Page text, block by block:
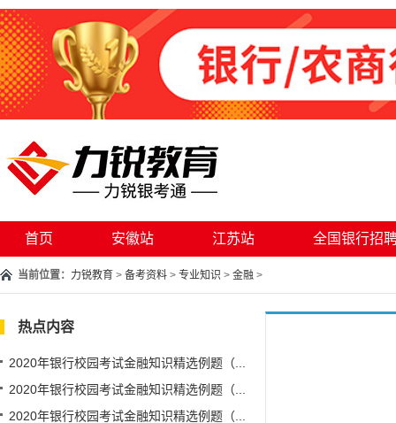
首页 安徽站 江苏站 全国银行招
当前位置： 力锐教育 > 备考资料 > 专业知识 > 金融 >
热点内容
2020年银行校园考试金融知识精选例题（...
2020年银行校园考试金融知识精选例题（...
2020年银行校园考试金融知识精选例题（...